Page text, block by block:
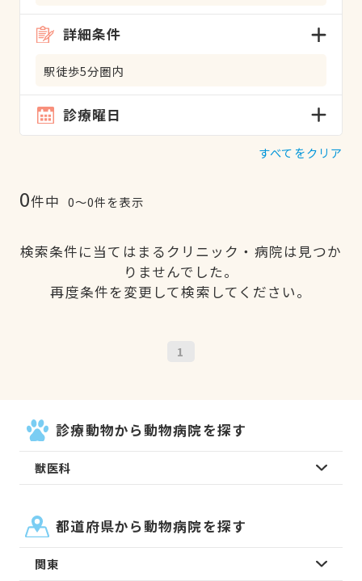
詳細条件
駅徒歩5分圏内
診療曜日
すべてをクリア
0件中 0〜0件を表示
検索条件に当てはまるクリニック・病院は見つか
りませんでした。
再度条件を変更して検索してください。
1
診療動物から動物病院を探す
獣医科
都道府県から動物病院を探す
関東